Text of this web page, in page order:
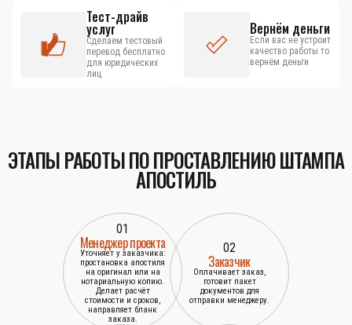
Тест-драйв
услуг
Сделаем тестовый
перевод бесплатно
для юридических
лиц
Вернём деньги
Если вас не устроит
качество работы то
вернём деньги
ЭТАПЫ РАБОТЫ ПО ПРОСТАВЛЕНИЮ ШТАМПА
АПОСТИЛЬ
01
Менеджер проекта
Уточняет у заказчика:
простановка апостиля
на оригинал или на
нотариальную копию.
Делает расчёт
стоимости и сроков,
направляет бланк
заказа.
02
Заказчик
Оплачивает заказ,
готовит пакет
документов для
отправки менеджеру.